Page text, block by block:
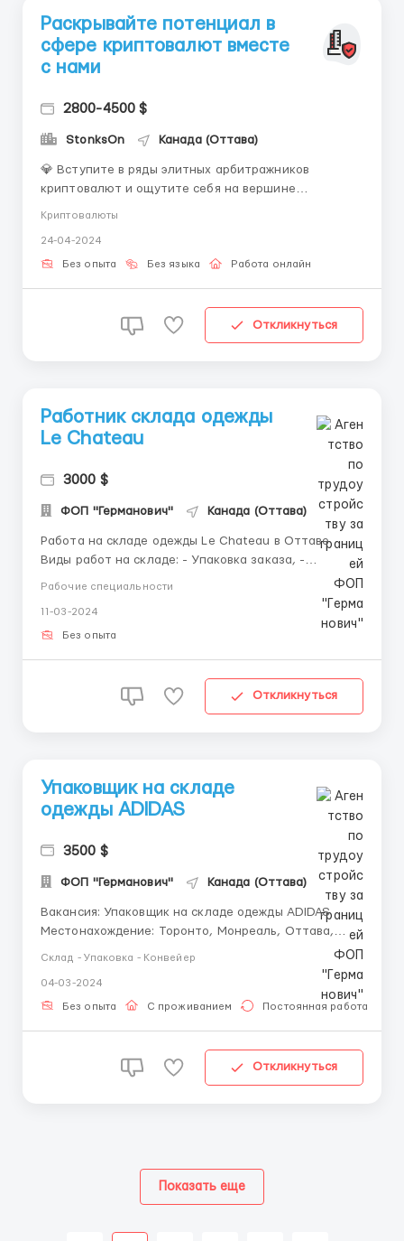
Раскрывайте потенциал в
сфере криптовалют вместе
с нами
2800-4500 $
StonksOn Канада (Оттава)
💎 Вступите в ряды элитных арбитражников
криптовалют и ощутите себя на вершине
освоить уникальную методику арбитража, которая
гарантирует максимальную прибыль на рынке
Криптовалюты
24-04-2024
Без опыта Без языка Работа онлайн
Откликнуться
Работник склада одежды
Le Chateau
3000 $
ФОП "Германович" Канада (Оттава)
Работа на складе одежды Le Chateau в Оттаве
Виды работ на складе: - Упаковка заказа, -
Сканирование штрих-кодов на одежде, -
35 САD / час. - 3000 - 5700 САD / месяц. График
работы: - Рабочий день длится 8 часов, 5 рабочих
Рабочие специальности
11-03-2024
Без опыта
Откликнуться
Упаковщик на складе
одежды ADIDAS
3500 $
ФОП "Германович" Канада (Оттава)
Вакансия: Упаковщик на складе одежды ADIDAS
Местонахождение: Торонто, Монреаль, Оттава,
до 55 лет, Опыт работы: Предыдущий опыт работы
на складе или в похожей отрасли будет
Склад - Упаковка - Конвейер
04-03-2024
Без опыта С проживанием Постоянная работа
Откликнуться
Показать еще